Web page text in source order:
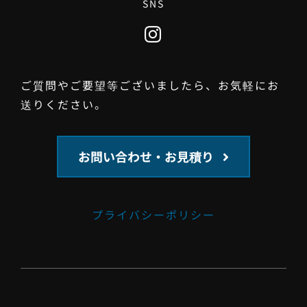
SNS
ご質問やご要望等ございましたら、お気軽にお
送りください。
お問い合わせ・お見積り
プライバシーポリシー